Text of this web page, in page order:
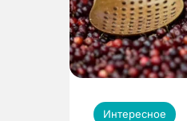
Интересное